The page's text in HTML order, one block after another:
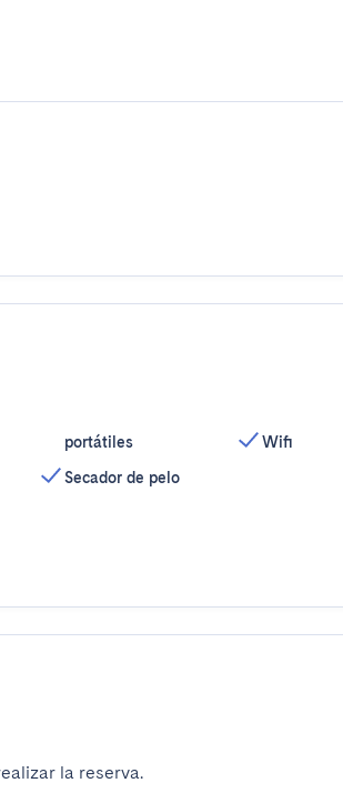
portátiles
Secador de pelo
Wifi
la reserva.